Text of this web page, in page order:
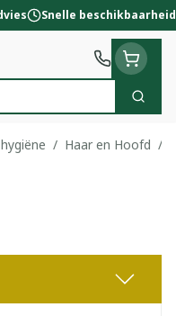
Snelle beschikbaarheid
Zoek
/ Haar en Hoofd /